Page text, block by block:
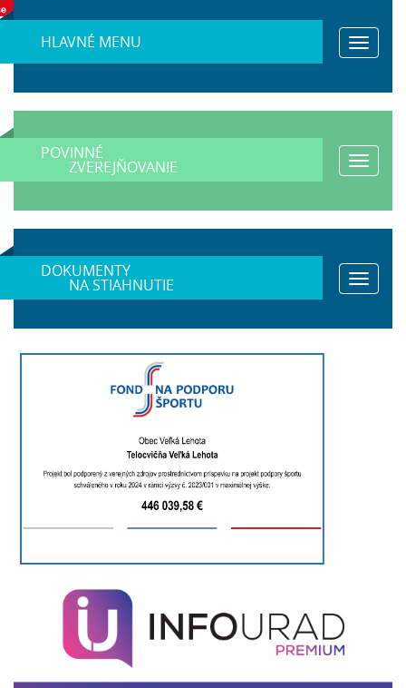
HLAVNÉ MENU
Toggle
POVINNÉ
ZVEREJŇOVANIE
Toggle
DOKUMENTY
NA STIAHNUTIE
Toggle